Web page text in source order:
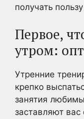
получать
Первое,
утром:
Утренние
крепко
занятия
заставляют